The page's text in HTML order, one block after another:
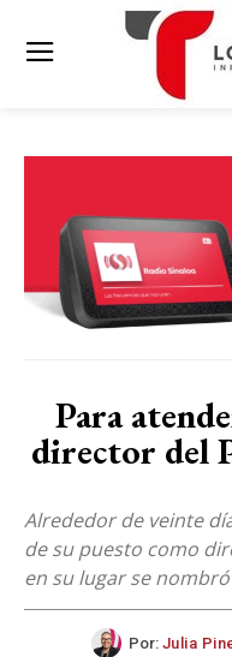
Para
director del
Alrededor de veinte
de su puesto como
en su lugar se
Por: Julia